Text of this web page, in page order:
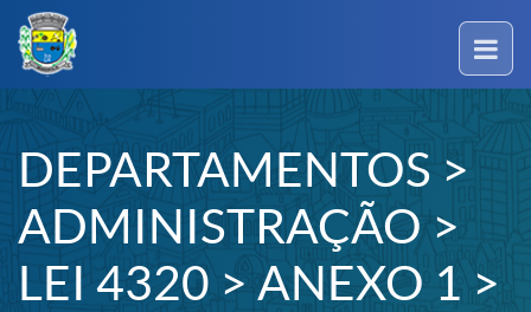
DEPARTAMENTOS >
ADMINISTRAÇÃO >
LEI 4320 > ANEXO 1 >